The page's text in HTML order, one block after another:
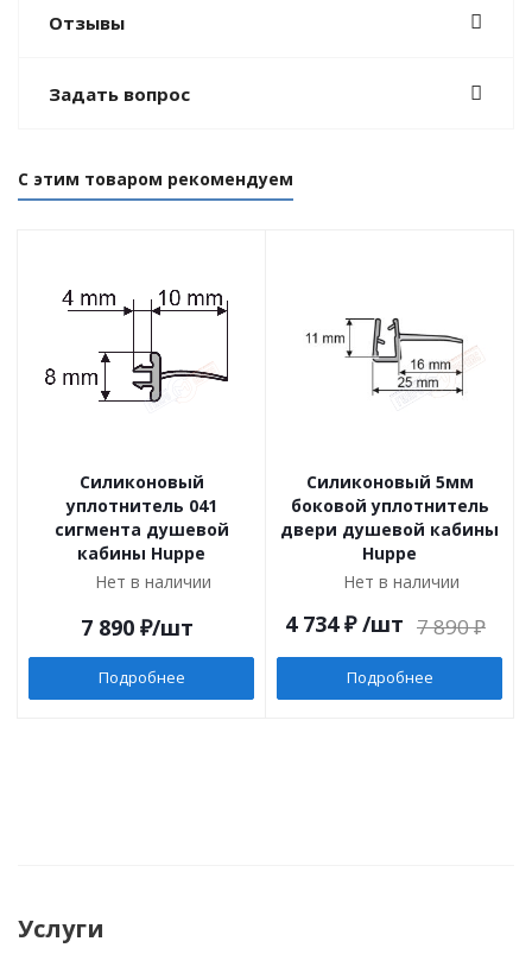
Отзывы
Задать вопрос
С этим товаром рекомендуем
Силиконовый
уплотнитель 041
сигмента душевой
кабины Huppe
Нет в наличии
7 890 ₽/шт
Подробнее
Силиконовый 5мм
боковой уплотнитель
двери душевой кабины
Huppe
Нет в наличии
4 734₽ /шт 7 890₽
Подробнее
Услуги